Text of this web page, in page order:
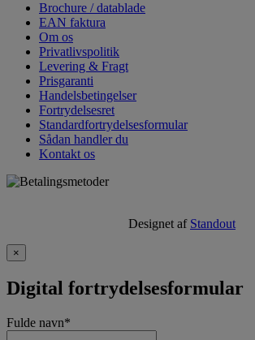
Brochure / datablade
EAN faktura
Om os
Privatlivspolitik
Levering & Fragt
Prisgaranti
Handelsbetingelser
Fortrydelsesret
Standardfortrydelsesformular
Sådan handler du
Kontakt os
Designet af Standout
×
Digital fortrydelsesformular
Fulde navn*